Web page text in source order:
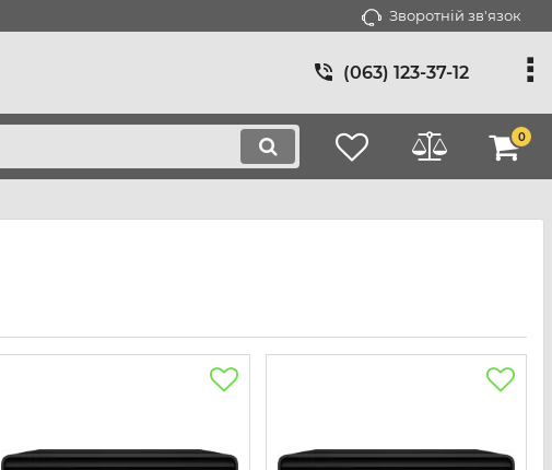
Зворотній зв'язок
(063) 123-37-12
0